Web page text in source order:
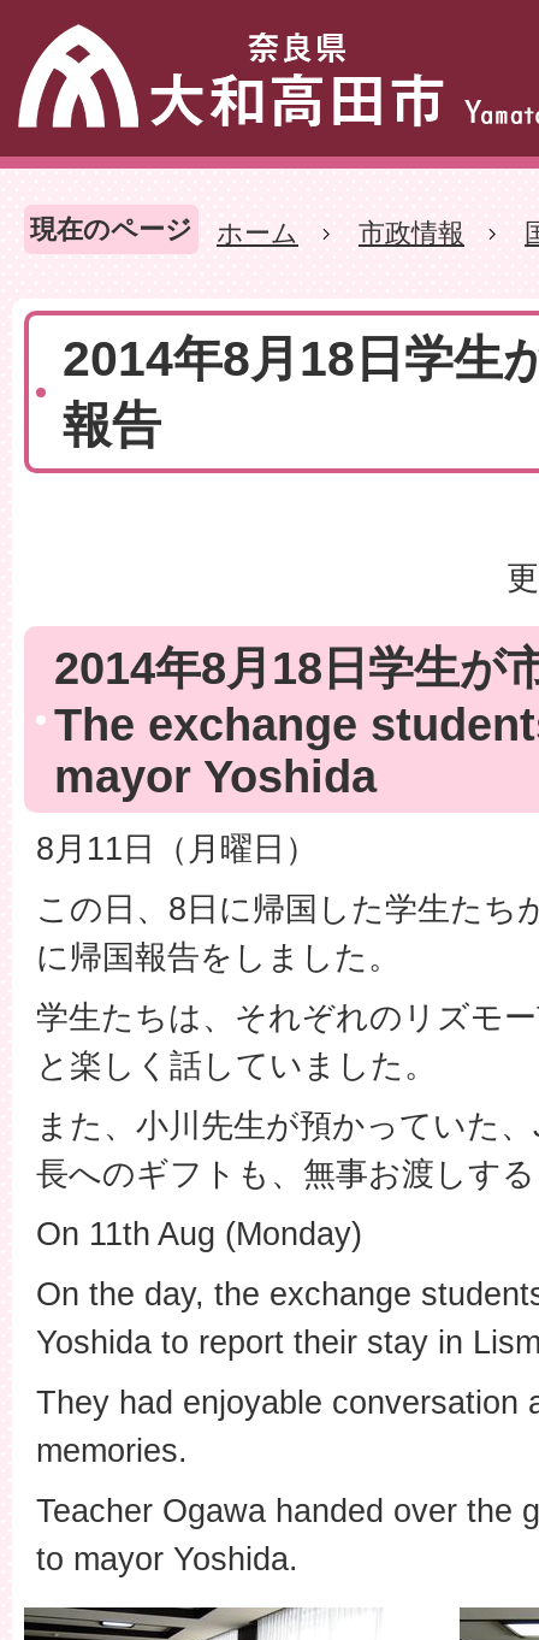
現在のページ ホーム 市政情報
2014年8月18日学生
報告
2014年8月18日学生が
The exchange
mayor Yoshida
8月11日（月曜日）
この日、8日に帰国した学生たち
に帰国報告をしました。
学生たちは、それぞれのリズモ
と楽しく話していました。
また、小川先生が預かっていた
長へのギフトも、無事お渡しす
On 11th Aug (Monday)
On the day, the exchange
Yoshida to report their stay in
They had enjoyable conversation
memories.
Teacher Ogawa handed over the
to mayor Yoshida.